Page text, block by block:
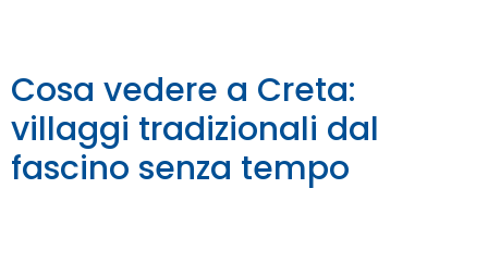
Cosa vedere a Creta:
villaggi tradizionali dal
fascino senza tempo